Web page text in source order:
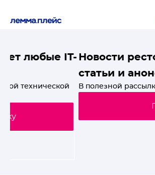
Новости ресторанного
статьи и анонсы
В полезной рассылке от